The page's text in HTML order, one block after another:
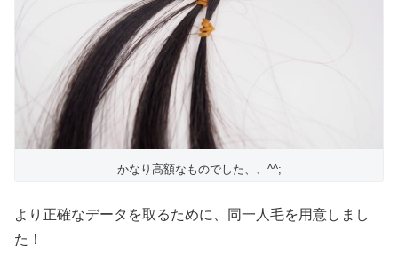
かなり高額なものでした、、^^;
より正確なデータを取るために、同一人毛を用意しまし
た！